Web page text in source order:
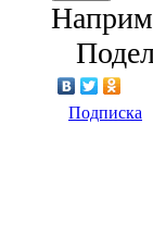
Подписка